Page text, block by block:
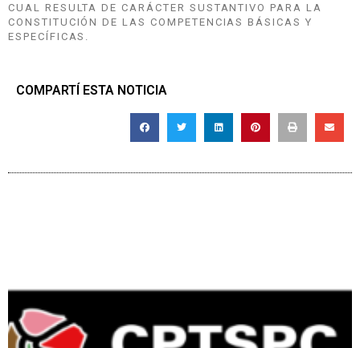
CUAL RESULTA DE CARÁCTER SUSTANTIVO PARA LA
CONSTITUCIÓN DE LAS COMPETENCIAS BÁSICAS Y
ESPECÍFICAS.
COMPARTÍ ESTA NOTICIA